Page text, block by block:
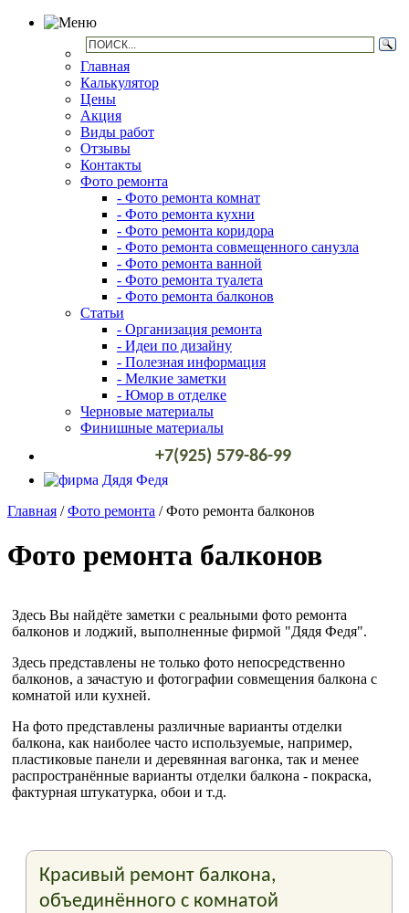
Главная
Калькулятор
Цены
Акция
Виды работ
Отзывы
Контакты
Фото ремонта
- Фото ремонта комнат
- Фото ремонта кухни
- Фото ремонта коридора
- Фото ремонта совмещенного санузла
- Фото ремонта ванной
- Фото ремонта туалета
- Фото ремонта балконов
Статьи
- Организация ремонта
- Идеи по дизайну
- Полезная информация
- Мелкие заметки
- Юмор в отделке
Черновые материалы
Финишные материалы
+7(925) 579-86-99
Главная /Фото ремонта /Фото ремонта балконов
Фото ремонта балконов
Здесь Вы найдёте заметки с реальными фото ремонта
балконов и лоджий, выполненные фирмой "Дядя Федя".
Здесь представлены не только фото непосредственно
балконов, а зачастую и фотографии совмещения балкона с
комнатой или кухней.
На фото представлены различные варианты отделки
балкона, как наиболее часто используемые, например,
пластиковые панели и деревянная вагонка, так и менее
распространённые варианты отделки балкона - покраска,
фактурная штукатурка, обои и т.д.
Красивый ремонт балкона,
объединённого с комнатой